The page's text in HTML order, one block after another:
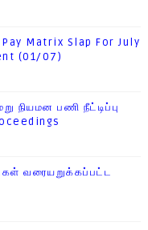
Matrix Slap For July
(01/07)
நியமன பணி நீட்டிப்பு
வரையறுக்கப்பட்ட